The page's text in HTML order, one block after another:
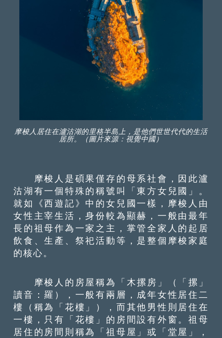
摩梭人居住在瀘沽湖的里格半島上，是他們世世代代的生活
居所。（圖片來源：視覺中國）
摩梭人是碩果僅存的母系社會，因此瀘
沽湖有一個特殊的稱號叫「東方女兒國」。
就如《西遊記》中的女兒國一樣，摩梭人由
女性主宰生活，身份較為顯赫，一般由最年
長的祖母作為一家之主，掌管全家人的起居
飲食、生產、祭祀活動等，是整個摩梭家庭
的核心。
摩梭人的房屋稱為「木摞房」（「摞」
讀音：羅），一般有兩層，成年女性居住二
樓（稱為「花樓」），而其他男性則居住在
一樓，只有「花樓」的房間設有外窗。祖母
居住的房間則稱為「祖母屋」或「堂屋」，